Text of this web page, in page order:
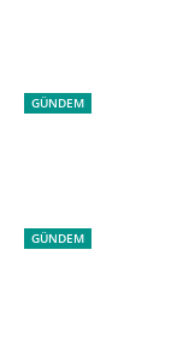
GÜNDEM
GÜNDEM